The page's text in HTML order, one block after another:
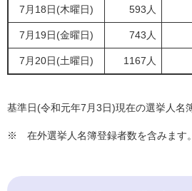
7月18日(木曜日) 593人
7月19日(金曜日) 743人
7月20日(土曜日) 1167人
基準日(令和元年7月3日)現在の選挙人
※ 在外選挙人名簿登録者数を含みます。